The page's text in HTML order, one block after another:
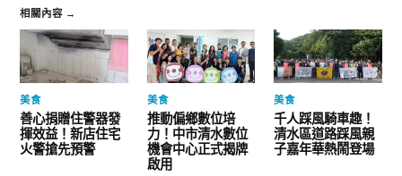
相關內容 →
美食
善心捐贈住警器發
揮效益！新店住宅
火警搶先預警
美食
推動偏鄉數位培
力！中市清水數位
機會中心正式揭牌
啟用
美食
千人踩風騎車趣！
清水區道路踩風親
子嘉年華熱鬧登場